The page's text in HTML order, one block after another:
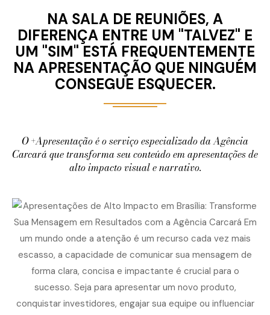
NA SALA DE REUNIÕES, A
DIFERENÇA ENTRE UM "TALVEZ" E
UM "SIM" ESTÁ FREQUENTEMENTE
NA APRESENTAÇÃO QUE NINGUÉM
CONSEGUE ESQUECER.
O +Apresentação é o serviço especializado da Agência
Carcará que transforma seu conteúdo em apresentações de
alto impacto visual e narrativo.